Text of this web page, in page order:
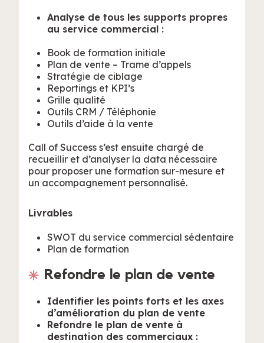
Analyse de tous les supports propres
au service commercial :
Book de formation initiale
Plan de vente – Trame d’appels
Stratégie de ciblage
Reportings et KPI’s
Grille qualité
Outils CRM / Téléphonie
Outils d’aide à la vente
Call of Success s’est ensuite chargé de
recueillir et d’analyser la data nécessaire
pour proposer une formation sur-mesure et
un accompagnement personnalisé.
Livrables
SWOT du service commercial sédentaire
Plan de formation
Refondre le plan de vente
Identifier les points forts et les axes
d’amélioration du plan de vente
Refondre le plan de vente à
destination des commerciaux :